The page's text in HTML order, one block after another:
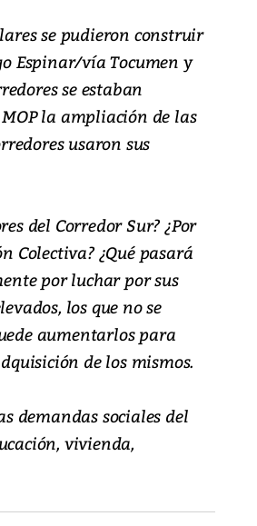
se pudieron construir
Espinar/vía Tocumen y
se estaban
la ampliación de las
usaron sus
del Corredor Sur? ¿Por
Colectiva? ¿Qué pasará
por luchar por sus
los que no se
aumentarlos para
de los mismos.
demandas sociales del
vivienda,